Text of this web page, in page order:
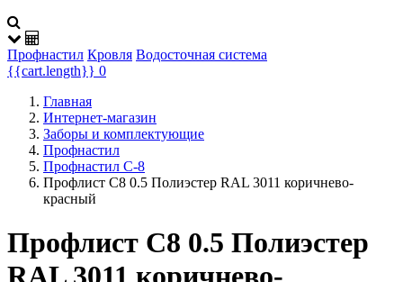
Профнастил Кровля Водосточная система
{{cart.length}} 0
Главная
Интернет-магазин
Заборы и комплектующие
Профнастил
Профнастил С-8
Профлист С8 0.5 Полиэстер RAL 3011 коричнево-
красный
Профлист С8 0.5 Полиэстер